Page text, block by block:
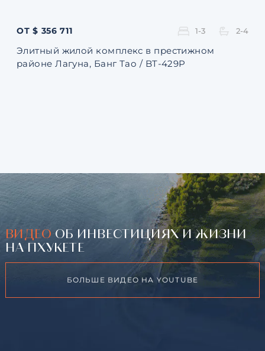
ОТ $ 356 711 1-3 2-4
Элитный жилой комплекс в престижном
районе Лагуна, Банг Тао / BT-429P
ВИДЕО ОБ ИНВЕСТИЦИЯХ И ЖИЗНИ
НА ПХУКЕТЕ
БОЛЬШЕ ВИДЕО НА YOUTUBE